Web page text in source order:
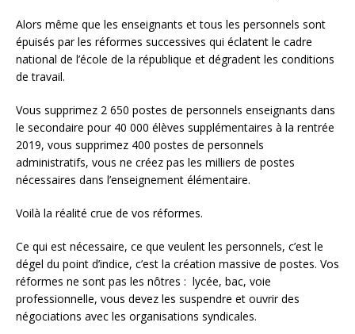
Alors même que les enseignants et tous les personnels sont
épuisés par les réformes successives qui éclatent le cadre
national de l’école de la république et dégradent les conditions
de travail.
Vous supprimez 2 650 postes de personnels enseignants dans
le secondaire pour 40 000 élèves supplémentaires à la rentrée
2019, vous supprimez 400 postes de personnels
administratifs, vous ne créez pas les milliers de postes
nécessaires dans l’enseignement élémentaire.
Voilà la réalité crue de vos réformes.
Ce qui est nécessaire, ce que veulent les personnels, c’est le
dégel du point d’indice, c’est la création massive de postes. Vos
réformes ne sont pas les nôtres : lycée, bac, voie
professionnelle, vous devez les suspendre et ouvrir des
négociations avec les organisations syndicales.